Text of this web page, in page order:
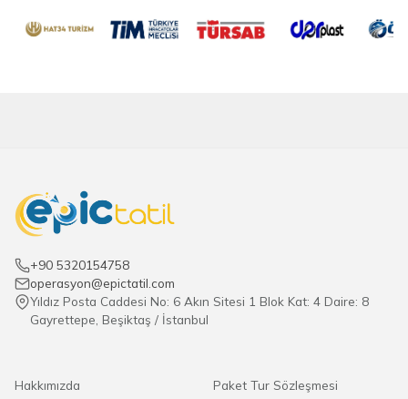
+90 5320154758
operasyon@epictatil.com
Yıldız Posta Caddesi No: 6 Akın Sitesi 1 Blok Kat: 4 Daire: 8
Gayrettepe, Beşiktaş / İstanbul
Hakkımızda Paket Tur Sözleşmesi